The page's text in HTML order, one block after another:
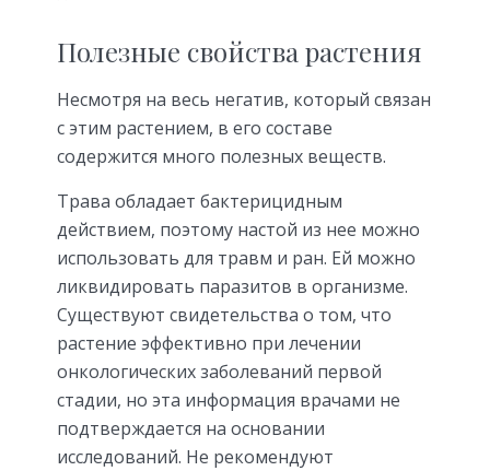
Полезные свойства растения
Несмотря на весь негатив, который связан
с этим растением, в его составе
содержится много полезных веществ.
Трава обладает бактерицидным
действием, поэтому настой из нее можно
использовать для травм и ран. Ей можно
ликвидировать паразитов в организме.
Существуют свидетельства о том, что
растение эффективно при лечении
онкологических заболеваний первой
стадии, но эта информация врачами не
подтверждается на основании
исследований. Не рекомендуют